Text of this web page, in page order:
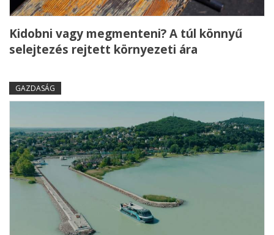
Kidobni vagy megmenteni? A túl könnyű
selejtezés rejtett környezeti ára
GAZDASÁG